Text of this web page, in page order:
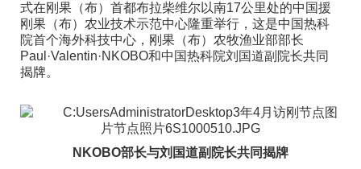
式在刚果（布）首都布拉柴维尔以南17公里处的中国援
刚果（布）农业技术示范中心隆重举行，这是中国热科
院首个海外科技中心，刚果（布）农牧渔业部部长
Paul·Valentin·NKOBO和中国热科院刘国道副院长共同
揭牌。
NKOBO部长与刘国道副院长共同揭牌